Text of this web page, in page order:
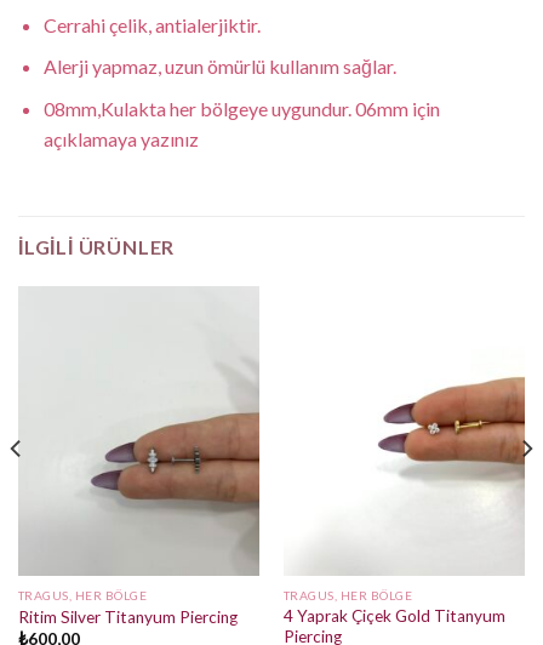
Cerrahi çelik, antialerjiktir.
Alerji yapmaz, uzun ömürlü kullanım sağlar.
08mm,Kulakta her bölgeye uygundur. 06mm için
açıklamaya yazınız
İLGILI ÜRÜNLER
TRAGUS, HER BÖLGE
Ritim Silver Titanyum Piercing
₺600,00
TRAGUS, HER BÖLGE
4 Yaprak Çiçek Gold Titanyum
Piercing